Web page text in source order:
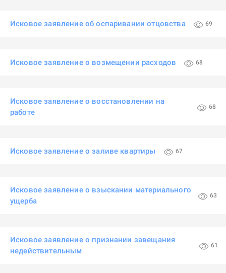
Исковое заявление об оспаривании отцовства 69
Исковое заявление о возмещении расходов 68
Исковое заявление о восстановлении на
работе
68
Исковое заявление о заливе квартиры 67
Исковое заявление о взыскании материального
ущерба
63
Исковое заявление о признании завещания
недействительным
61